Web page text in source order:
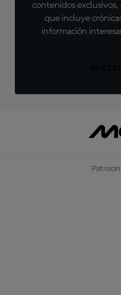
contenidos exclusivos,
que incluye
información